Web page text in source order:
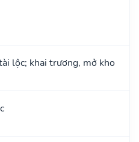
lộc; khai trương, mở kho